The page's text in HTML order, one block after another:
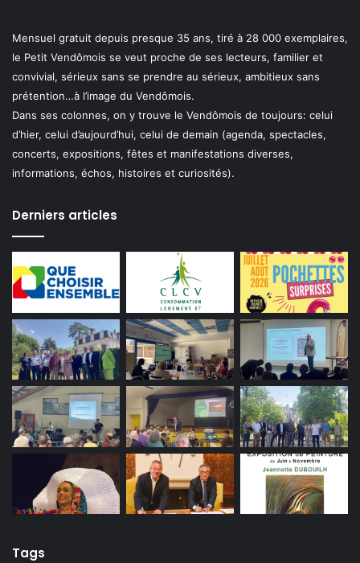
Mensuel gratuit depuis presque 35 ans, tiré à 28 000 exemplaires,
le Petit Vendômois se veut proche de ses lecteurs, familier et
convivial, sérieux sans se prendre au sérieux, ambitieux sans
prétention…à l’image du Vendômois.
Dans ses colonnes, on y trouve le Vendômois de toujours: celui
d’hier, celui d’aujourd’hui, celui de demain (agenda, spectacles,
concerts, expositions, fêtes et manifestations diverses,
informations, échos, histoires et curiosités).
Derniers articles
Tags